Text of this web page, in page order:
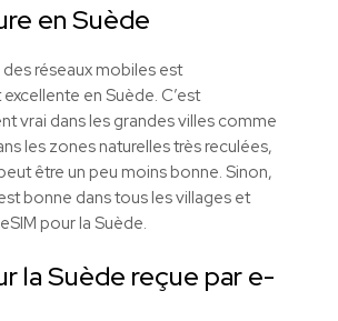
en Suède
réseaux mobiles est
en Suède. C’est
vrai dans les grandes villes comme
les zones naturelles très reculées,
être un peu moins bonne. Sinon,
bonne dans tous les villages et
eSIM pour la Suède.
la Suède reçue par e-